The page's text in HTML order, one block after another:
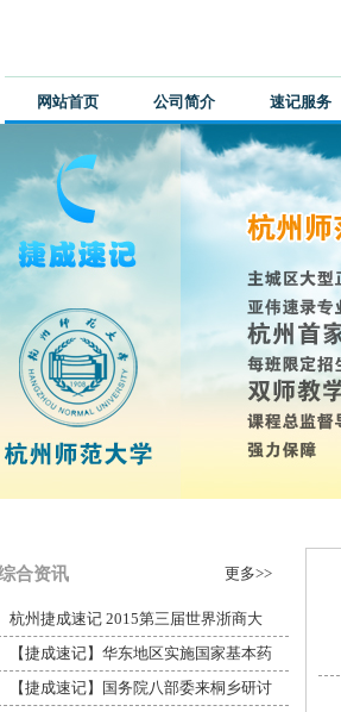
网站首页 公司简介 速记服务
合资讯 更多>>
杭州捷成速记 2015第三届世界浙商大
【捷成速记】华东地区实施国家基本药
【捷成速记】国务院八部委来桐乡研讨